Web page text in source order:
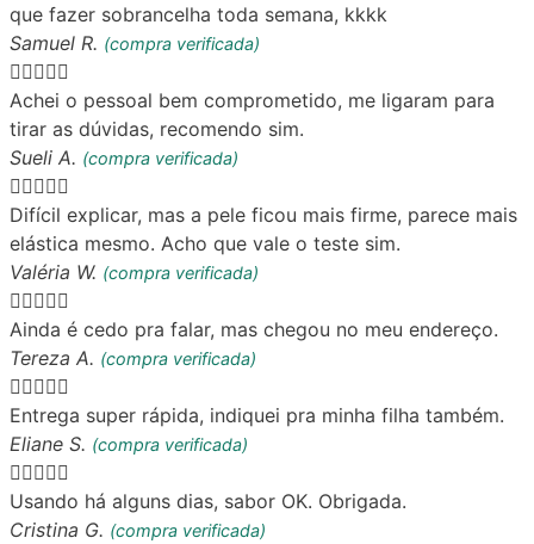
que fazer sobrancelha toda semana, kkkk
Samuel R. (compra verificada)

Achei o pessoal bem comprometido, me ligaram para
tirar as dúvidas, recomendo sim.
Sueli A. (compra verificada)

Difícil explicar, mas a pele ficou mais firme, parece mais
elástica mesmo. Acho que vale o teste sim.
Valéria W. (compra verificada)

Ainda é cedo pra falar, mas chegou no meu endereço.
Tereza A. (compra verificada)

Entrega super rápida, indiquei pra minha filha também.
Eliane S. (compra verificada)

Usando há alguns dias, sabor OK. Obrigada.
Cristina G. (compra verificada)